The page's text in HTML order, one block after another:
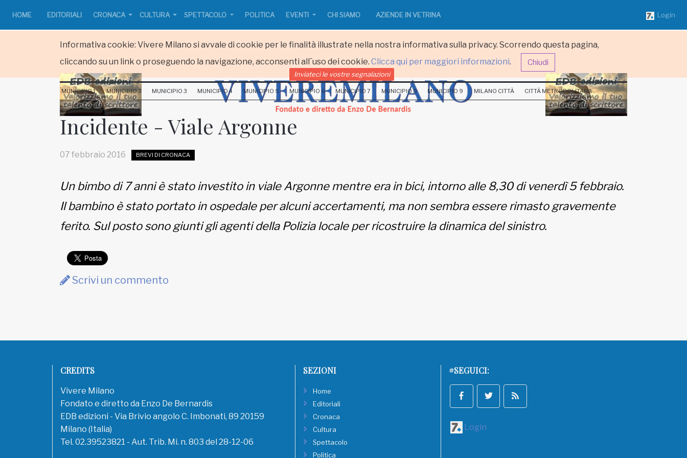
Informativa cookie: Vivere Milano si avvale di cookie per le finalità illustrate nella nostra informativa sulla privacy. Scorrendo questa pagina,
cliccando su un link o proseguendo la navigazione, acconsenti all´uso dei cookie. Clicca qui per maggiori informazioni. Chiudi
HOME EDITORIALI CRONACA CULTURA SPETTACOLO POLITICA EVENTI CHI SIAMO AZIENDE IN VETRINA Login
Fondato e diretto da Enzo De
EDB edizioni - Via Brivio angolo C.
Informativa sulla privacy
Inviateci le vostre segnalazioni
MUNICIPIO 1 MUNICIPIO 2 MUNICIPIO 3 MUNICIPIO 4 MUNICIPIO 5 MUNICIPIO 6 MUNICIPIO 7 MUNICIPIO 8 MUNICIPIO 9 MILANO CITTÀ CITTÀ METROPOLITANA
Incidente - Viale Argonne
07 febbraio 2016 BREVI DI CRONACA
Un bimbo di 7 anni è stato investito in viale Argonne mentre era in bici, intorno alle 8,30 di venerdì 5 febbraio.
Il bambino è stato portato in ospedale per alcuni accertamenti, ma non sembra essere rimasto gravemente
ferito. Sul posto sono giunti gli agenti della Polizia locale per ricostruire la dinamica del sinistro.
Scrivi un commento
CREDITS
Vivere Milano
Fondato e diretto da Enzo De Bernardis
EDB edizioni - Via Brivio angolo C. Imbonati, 89 20159
Milano (Italia)
Tel. 02.39523821 - Aut. Trib. Mi. n. 803 del 28-12-06
SEZIONI
Home
Editoriali
Cronaca
Cultura
Spettacolo
Politica
#SEGUICI:
Login